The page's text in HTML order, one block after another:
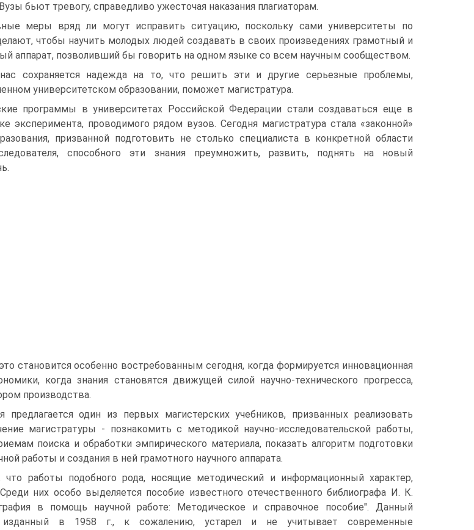
бьют тревогу, справедливо ужесточая наказания плагиаторам.
меры вряд ли могут исправить ситуацию, поскольку сами университеты по
чтобы научить молодых людей создавать в своих произведениях грамотный и
аппарат, позволивший бы говорить на одном языке со всем научным сообществом.
сохраняется надежда на то, что решить эти и другие серьезные проблемы,
университетском образовании, поможет магистратура.
программы в университетах Российской Федерации стали создаваться еще в
эксперимента, проводимого рядом вузов. Сегодня магистратура стала «законной»
призванной подготовить не столько специалиста в конкретной области
способного эти знания преумножить, развить, поднять на новый
становится особенно востребованным сегодня, когда формируется инновационная
когда знания становятся движущей силой научно-технического прогресса,
производства.
предлагается один из первых магистерских учебников, призванных реализовать
магистратуры - познакомить с методикой научно-исследовательской работы,
поиска и обработки эмпирического материала, показать алгоритм подготовки
работы и создания в ней грамотного научного аппарата.
что работы подобного рода, носящие методический и информационный характер,
них особо выделяется пособие известного отечественного библиографа И. К.
в помощь научной работе: Методическое и справочное пособие". Данный
изданный в 1958 г., к сожалению, устарел и не учитывает современные